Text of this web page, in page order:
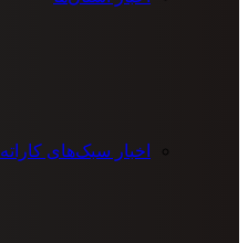
اخبار سبک‌های کاراته